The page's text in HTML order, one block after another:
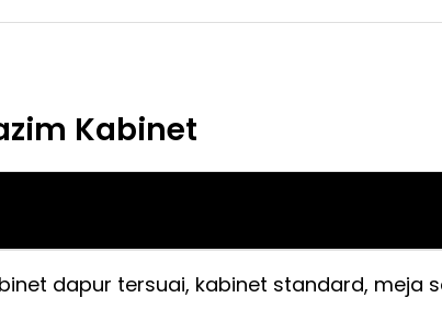
Kabinet
dapur tersuai, kabinet standard, meja